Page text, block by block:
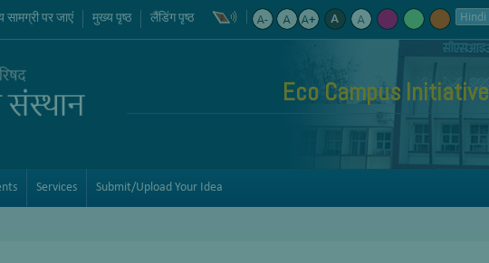
सामग्री पर जाएं मुख्य पृष्ठ लैंडिंग पृष्ठ
Eco Campus Initiative
Services Submit/Upload Your Idea